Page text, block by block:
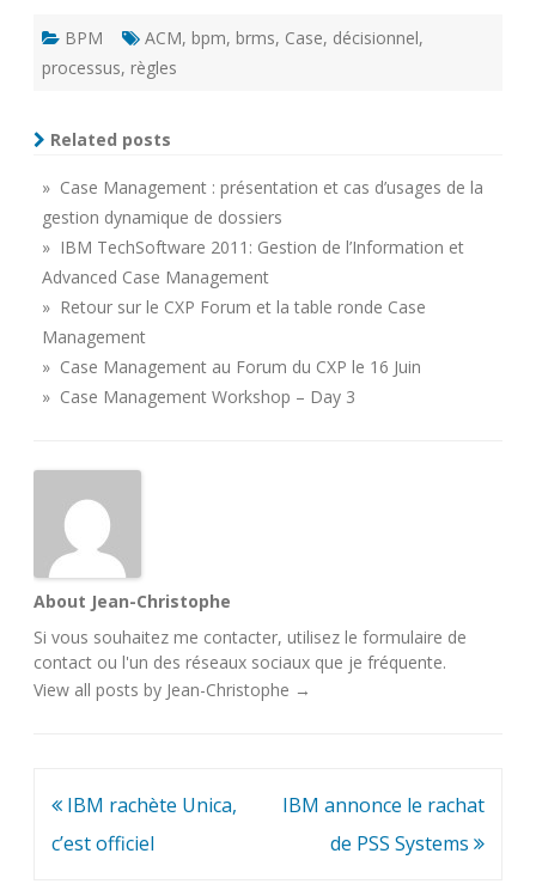
BPM ACM, bpm, brms, Case, décisionnel,
processus, règles
Related posts
» Case Management : présentation et cas d’usages de la
gestion dynamique de dossiers
» IBM TechSoftware 2011: Gestion de l’Information et
Advanced Case Management
» Retour sur le CXP Forum et la table ronde Case
Management
» Case Management au Forum du CXP le 16 Juin
» Case Management Workshop – Day 3
About Jean-Christophe
Si vous souhaitez me contacter, utilisez le formulaire de
contact ou l'un des réseaux sociaux que je fréquente.
View all posts by Jean-Christophe →
Navigation
de
IBM rachète Unica,
c’est officiel
IBM annonce le rachat
de PSS Systems